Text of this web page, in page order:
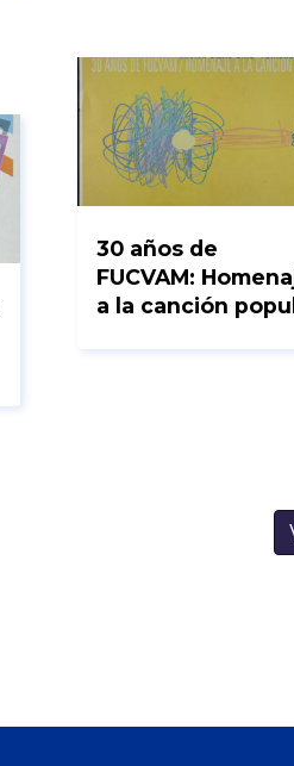
30 años de
FUCVAM:
a la canción